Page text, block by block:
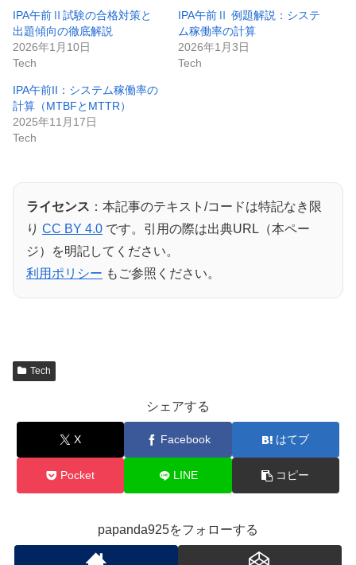
IPA午前Ⅱ試験の合格対策と
出題傾向の徹底解説
2026年1月10日
Tech
IPA午前Ⅱ 例題解説：システ
ム稼働率の計算
2026年1月3日
Tech
IPA午前II：システム稼働率の
計算（MTBFとMTTR）
2025年11月17日
Tech
ライセンス ：本記事のテキスト/コードは特記なき限
り CC BY 4.0 です。引用の際は出典URL（本ペー
ジ）を明記してください。
利用ポリシー もご参照ください。
Tech
シェアする
X Facebook はてブ
Pocket LINE コピー
papanda925をフォローする